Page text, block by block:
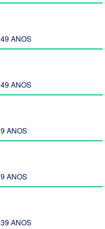
ANOS
ANOS
ANOS
ANOS
ANOS